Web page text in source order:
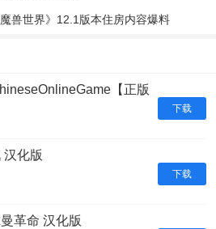
兽世界》12.1版本住房内容爆料
下载
【正版
下载
汉化版
革命 汉化版